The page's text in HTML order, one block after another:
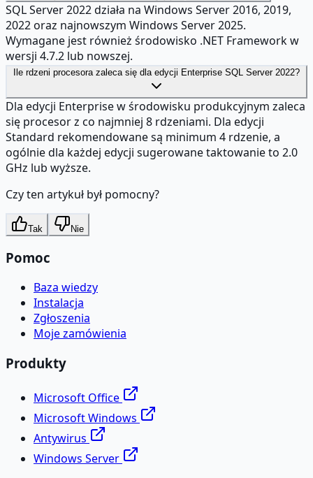
SQL Server 2022 działa na Windows Server 2016, 2019,
2022 oraz najnowszym Windows Server 2025.
Wymagane jest również środowisko .NET Framework w
wersji 4.7.2 lub nowszej.
Ile rdzeni procesora zaleca się dla edycji Enterprise SQL Server 2022?
Dla edycji Enterprise w środowisku produkcyjnym zaleca
się procesor z co najmniej 8 rdzeniami. Dla edycji
Standard rekomendowane są minimum 4 rdzenie, a
ogólnie dla każdej edycji sugerowane taktowanie to 2.0
GHz lub wyższe.
Czy ten artykuł był pomocny?
Tak Nie
Pomoc
Baza wiedzy
Instalacja
Zgłoszenia
Moje zamówienia
Produkty
Microsoft Office
Microsoft Windows
Antywirus
Windows Server